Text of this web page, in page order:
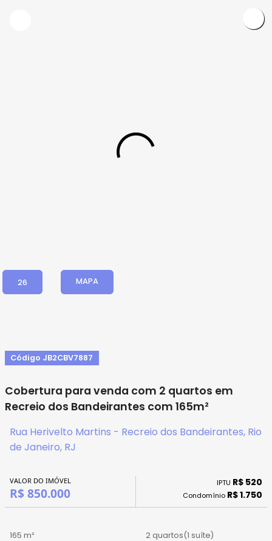
26 MAPA
Código JB2CBV7887
Cobertura para venda com 2 quartos em
Recreio dos Bandeirantes com 165m²
Rua Herivelto Martins - Recreio dos Bandeirantes, Rio
de Janeiro, RJ
VALOR DO IMÓVEL
R$ 850.000
IPTU R$ 520
Condomínio R$ 1.750
165 m² 2 quartos(1 suíte)